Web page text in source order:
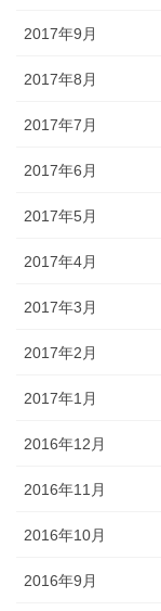
2017年9月
2017年8月
2017年7月
2017年6月
2017年5月
2017年4月
2017年3月
2017年2月
2017年1月
2016年12月
2016年11月
2016年10月
2016年9月